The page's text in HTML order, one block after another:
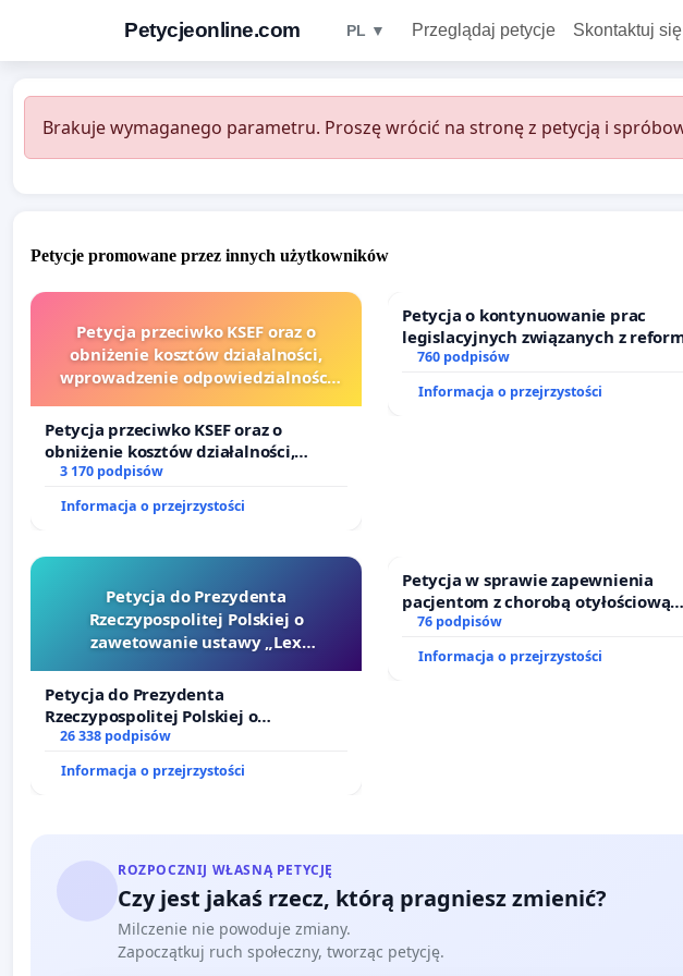
Petycjeonline.com PL ▼ Przeglądaj petycje Skontaktuj
Brakuje wymaganego parametru. Proszę wrócić na stronę z petycją i
Petycje promowane przez innych użytkowników
Petycja przeciwko KSEF oraz o
obniżenie kosztów działalności,
wprowadzenie odpowiedzialności
sędziów
Petycja przeciwko KSEF oraz o
obniżenie kosztów działalności,
wprowadzenie odpowiedzialności
finansowej kluczowych urzędników i
sędziów
3 170 podpisów
Informacja o przejrzystości
Petycja o kontynuowanie prac
legislacyjnych związanych z
prawa rodzinnego
760 podpisów
Informacja o przejrzystości
Petycja do Prezydenta
Rzeczypospolitej Polskiej o
zawetowanie ustawy „Lex
Petycja do Prezydenta
Rzeczypospolitej Polskiej o
zawetowanie ustawy „Lex Szarlatan”
26 338 podpisów
Informacja o przejrzystości
Petycja w sprawie zapewnienia
pacjentom z chorobą otyłościową
dostępu do kompleksowego
oraz programów profilaktycznych.
76 podpisów
Informacja o przejrzystości
ROZPOCZNIJ WŁASNĄ PETYCJĘ
Czy jest jakaś rzecz, którą pragniesz zmienić?
Milczenie nie powoduje zmiany.
Zapoczątkuj ruch społeczny, tworząc petycję.